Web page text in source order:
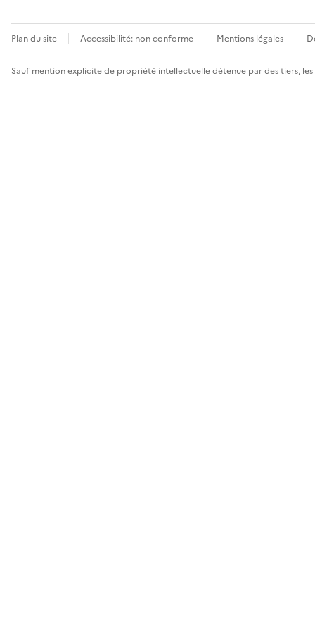
Plan du site Accessibilité: non conforme Mentions légales
Sauf mention explicite de propriété intellectuelle détenue par des tiers,